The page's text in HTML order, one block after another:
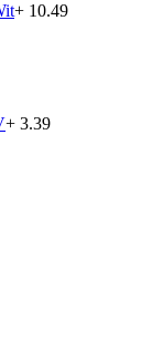
+ 10.49
+ 3.39